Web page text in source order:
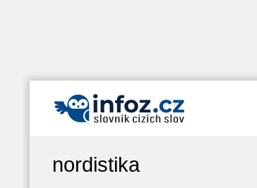
nordistika